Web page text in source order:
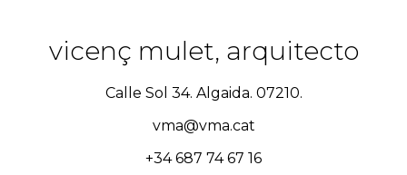
vicenç mulet, arquitecto
Calle Sol 34. Algaida. 07210.
vma@vma.cat
+34 687 74 67 16